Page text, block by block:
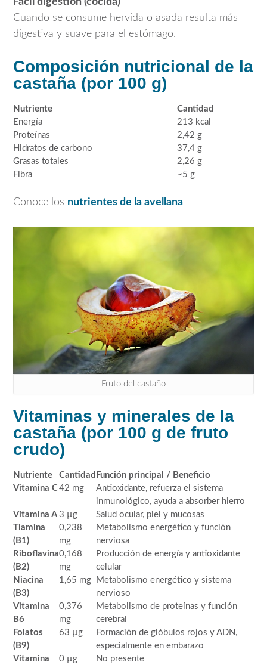
Cuando se consume hervida o asada resulta más
digestiva y suave para el estómago.
Composición nutricional de la
castaña (por 100 g)
Nutriente
Cantidad
Energía
213 kcal
Proteínas
2,42 g
Hidratos de carbono
37,4 g
Grasas totales
2,26 g
Fibra
~5 g
Conoce los nutrientes de la avellana
Fruto del castaño
Vitaminas y minerales de la
castaña (por 100 g de fruto
crudo)
Nutriente Cantidad Función principal / Beneficio
Vitamina C42 mg
Antioxidante, refuerza el sistema
inmunológico, ayuda a absorber hierro
Vitamina A 3 µg
Salud ocular, piel y mucosas
Tiamina
(B1)
0,238
mg
Metabolismo energético y función
nerviosa
Riboflavina
(B2)
0,168
mg
Producción de energía y antioxidante
celular
Niacina
(B3)
1,65 mg
Metabolismo energético y sistema
nervioso
Vitamina
B6
0,376
mg
Metabolismo de proteínas y función
cerebral
Folatos
(B9)
63 µg
Formación de glóbulos rojos y ADN,
especialmente en embarazo
Vitamina
0 µg No presente